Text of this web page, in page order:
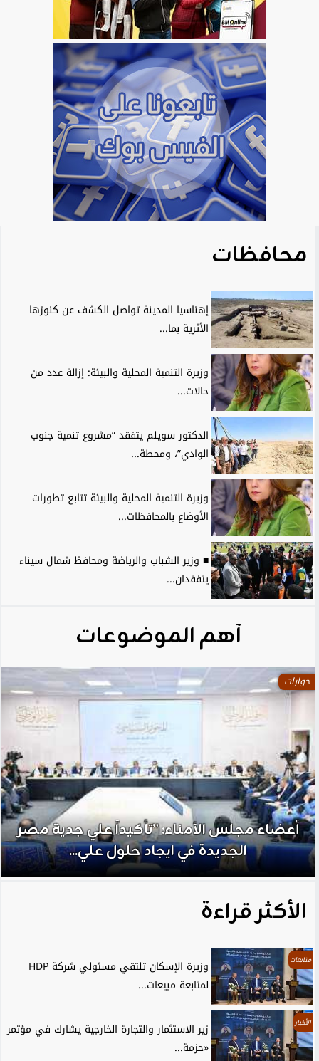
محافظات
إهناسيا المدينة تواصل الكشف عن كنوزها
الأثرية بما...
وزيرة التنمية المحلية والبيئة: إزالة عدد من
حالات...
الدكتور سويلم يتفقد ”مشروع تنمية جنوب
الوادي”، ومحطة...
وزيرة التنمية المحلية والبيئة تتابع تطورات
الأوضاع بالمحافظات...
■ وزير الشباب والرياضة ومحافظ شمال سيناء
يتفقدان...
آهم الموضوعات
حوارات
أعضاء مجلس الأمناء: ”تأكيداً علي جدية مصر
الجديدة في ايجاد حلول علي...
الأكثر قراءة
متابعات
وزيرة الإسكان تلتقي مسئولي شركة HDP
لمتابعة مبيعات...
الأخبار
زير الاستثمار والتجارة الخارجية يشارك في مؤتمر
«حزمة...